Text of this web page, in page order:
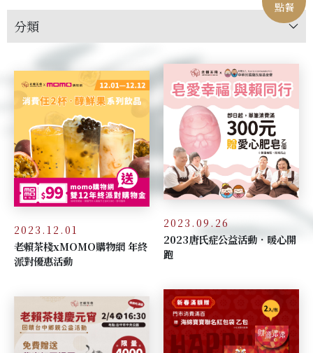
分類
2023.12.01
老賴茶棧xMOMO購物網 年終
派對優惠活動
2023.09.26
2023唐氏症公益活動．暖心開
跑
點餐